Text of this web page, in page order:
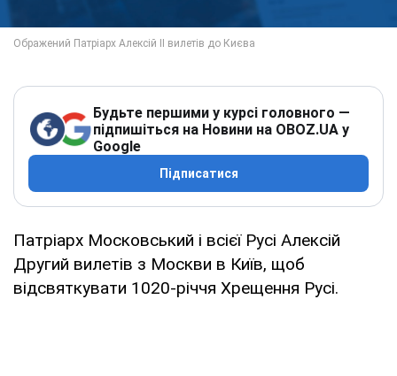
Будьте першими у курсі головного —
підпишіться на Новини на OBOZ.UA у
Google
Підписатися
Патріарх Московський і всієї Русі Алексій
Другий вилетів з Москви в Київ, щоб
відсвяткувати 1020-річчя Хрещення Русі.